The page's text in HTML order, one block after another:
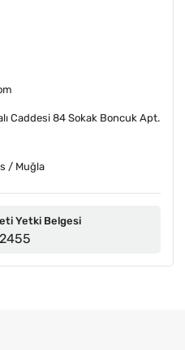
Caddesi 84 Sokak Boncuk Apt.
/ Muğla
Yetki Belgesi